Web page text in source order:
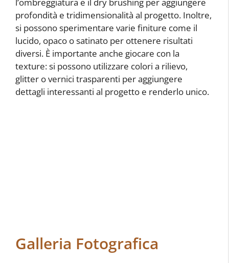
profondità e tridimensionalità al progetto. Inoltre,
si possono sperimentare varie finiture come il
lucido, opaco o satinato per ottenere risultati
diversi. È importante anche giocare con la
texture: si possono utilizzare colori a rilievo,
glitter o vernici trasparenti per aggiungere
dettagli interessanti al progetto e renderlo unico.
Galleria Fotografica